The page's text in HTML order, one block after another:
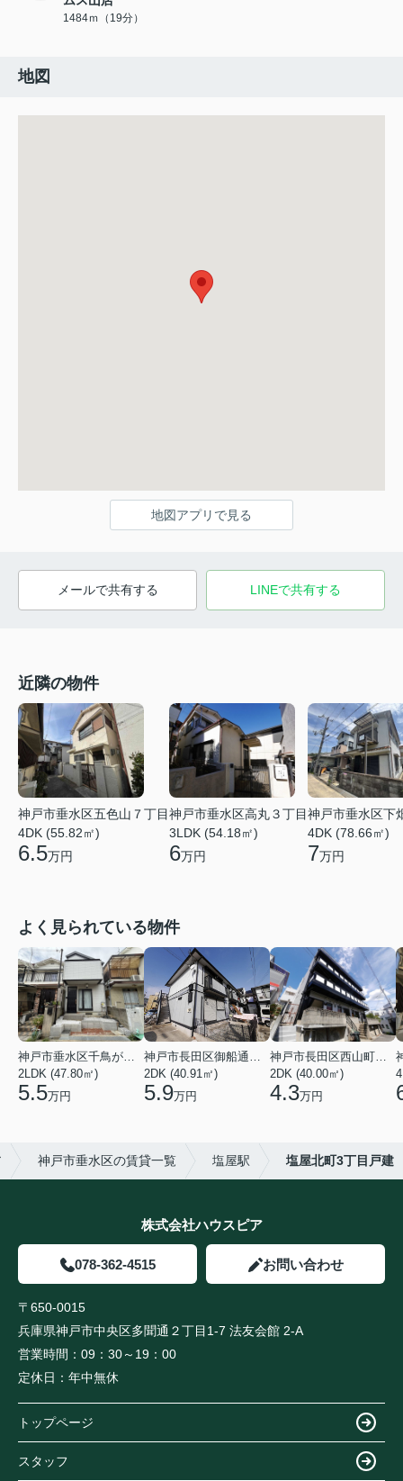
1484ｍ（19分）
地図
地図アプリで見る
メールで共有する LINEで共有する
近隣の物件
神戸市垂水区五色山７丁目
4DK (55.82㎡)
6.5万円
神戸市垂水区高丸３丁目
3LDK (54.18㎡)
6万円
神戸市垂水区下
4DK (78.66㎡)
7万円
よく見られている物件
神戸市垂水区千鳥が丘３丁目
2LDK (47.80㎡)
5.5万円
神戸市長田区御船通３丁目
2DK (40.91㎡)
5.9万円
神戸市長田区西山町４丁目
2DK (40.00㎡)
4.3万円
神戸市垂水区の賃貸一覧 塩屋駅 塩屋北町3丁目戸建
株式会社ハウスピア
078-362-4515 お問い合わせ
〒650-0015
兵庫県神戸市中央区多聞通２丁目1-7 法友会館 2-A
営業時間： 09：30～19：00
定休日： 年中無休
トップページ
スタッフ